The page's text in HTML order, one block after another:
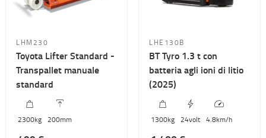
LHM230
Toyota Lifter Standard -
Transpallet manuale
standard
2300kg 200mm
LHE130B
BT Tyro 1.3 t con
batteria agli ioni di litio
(2025)
1300kg 24volt 4.8km/h